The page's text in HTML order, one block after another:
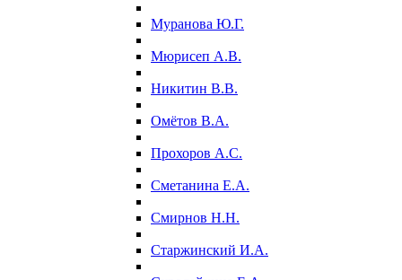
Муранова Ю.Г.
Мюрисеп А.В.
Никитин В.В.
Омётов В.А.
Прохоров А.С.
Сметанина Е.А.
Смирнов Н.Н.
Старжинский И.А.